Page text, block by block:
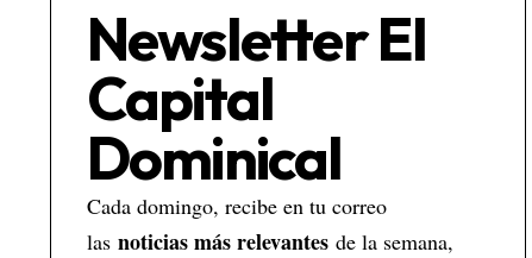
Newsletter El
Capital
Dominical
Cada domingo, recibe en tu correo
lasnoticias más relevantesde la semana,